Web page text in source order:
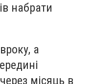
набрати
а
місяць в